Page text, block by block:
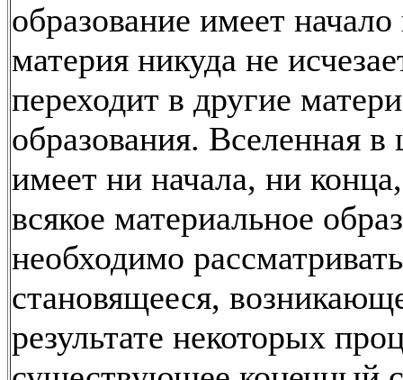
образование имеет
материя никуда не
переходит в другие
образования. Вселенная
имеет ни начала, ни
всякое материальное
необходимо
становящееся,
результате некоторых